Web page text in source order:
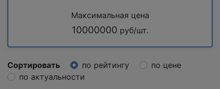
Максимальная цена
10000000 руб/шт.
Сортировать по рейтингу
по цене
по актуальности